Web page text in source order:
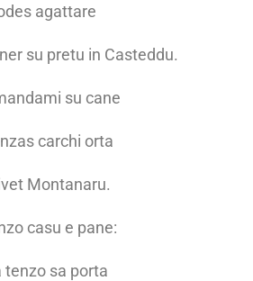
agattare
su pretu in Casteddu.
su cane
carchi orta
Montanaru.
casu e pane:
tenzo sa porta